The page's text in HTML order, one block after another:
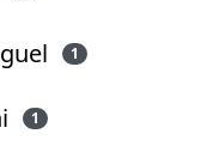
1
1